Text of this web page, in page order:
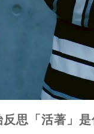
思「活著」